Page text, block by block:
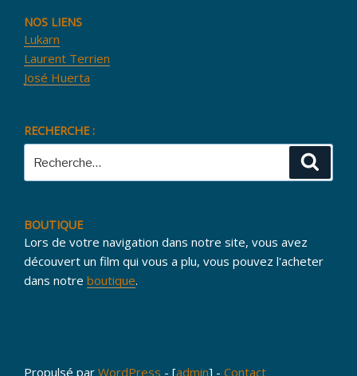
NOS LIENS
Lukarn
Laurent Terrien
José Huerta
RECHERCHE :
BOUTIQUE
Lors de votre navigation dans notre site, vous avez
découvert un film qui vous a plu, vous pouvez l'acheter
dans notre boutique.
Propulsé par WordPress - [admin] - Contact